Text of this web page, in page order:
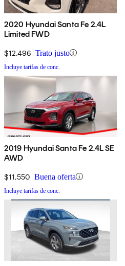
2020 Hyundai Santa Fe 2.4L
Limited FWD
$12,496 Trato justo
Incluye tarifas de conc.
2019 Hyundai Santa Fe 2.4L SE
AWD
$11,550 Buena oferta
Incluye tarifas de conc.